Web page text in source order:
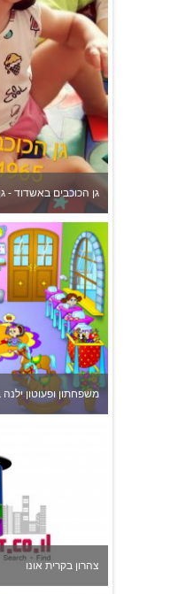
גן הכוכבים באשדוד -
משפחתון ופעוטון
צהרון בקרית אונו